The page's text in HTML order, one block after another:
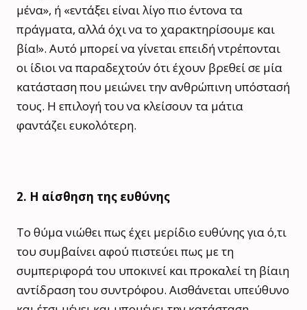
μένα», ή «εντάξει είναι λίγο πιο έντονα τα
πράγματα, αλλά όχι να το χαρακτηρίσουμε και
βία!». Αυτό μπορεί να γίνεται επειδή ντρέπονται
οι ίδιοι να παραδεχτούν ότι έχουν βρεθεί σε μία
κατάσταση που μειώνει την ανθρώπινη υπόστασή
τους. Η επιλογή του να κλείσουν τα μάτια
φαντάζει ευκολότερη.
2. Η αίσθηση της ευθύνης
Το θύμα νιώθει πως έχει μερίδιο ευθύνης για ό,τι
του συμβαίνει αφού πιστεύει πως με τη
συμπεριφορά του υποκινεί και προκαλεί τη βίαιη
αντίδραση του συντρόφου. Αισθάνεται υπεύθυνο